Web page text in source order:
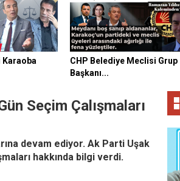
CHP Belediye Meclisi Grup
Başkanı...
Seçim Çalışmaları
devam ediyor. Ak Parti Uşak
hakkında bilgi verdi.